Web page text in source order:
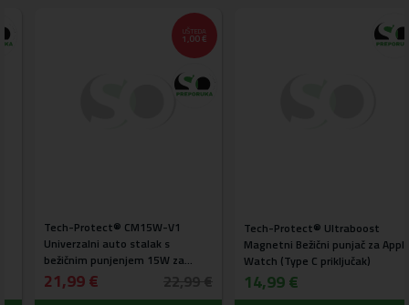
UŠTEDA
1,00 €
Tech-Protect® CM15W-V1
Univerzalni auto stalak s
bežičnim punjenjem 15W za
vjetrobransko staklo, kontrolnu
ploču i ventilaciju
21,99 €
Tech-Protect® Ultraboost
Magnetni Bežični punjač za Apple
Watch (Type C priključak)
14,99 €